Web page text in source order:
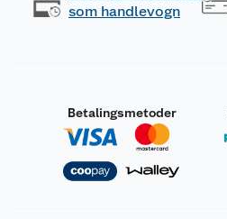
som handlevogn
Betalingsmetoder